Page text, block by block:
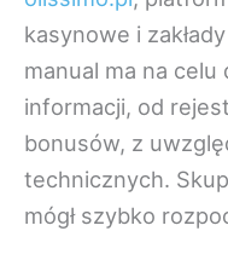
kasynowe i
manual ma na
informacji, od
bonusów, z
technicznych.
mógł szybko